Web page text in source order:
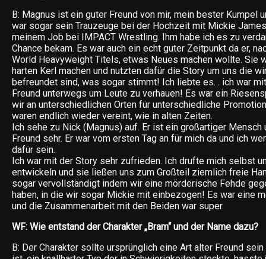
B: Magnus ist ein guter Freund von mir, mein bester Kumpel
war sogar sein Trauzeuge bei der Hochzeit mit Mickie
meinem Job bei IMPACT Wrestling. Ihm habe ich es zu
Chance bekam. Es war auch ein echt guter Zeitpunkt da er,
World Heavyweight Titels, etwas Neues machen wollte. Sie
harten Kerl machen und nutzten dafür die Story um uns die
befreundet sind, was sogar stimmt! Ich liebte es… ich war
Freund unterwegs um Leute zu verhauen! Es war ein
wir an unterschiedlichen Orten für unterschiedliche
waren endlich wieder vereint, wie in alten Zeiten.
Ich sehe zu Nick (Magnus) auf. Er ist ein großartiger Mensch
Freund sehr. Er war vom ersten Tag an für mich da und ich
dafür sein.
Ich war mit der Story sehr zufrieden. Ich drufte mich selbst
entwickeln und sie ließen uns zum Großteil ziemlich freie
sogar vervollständigt indem wir eine mörderische Fehde
haben, in die wir sogar Mickie mit einbezogen! Es war eine
und die Zusammenarbeit mit den Beiden war super.
WF: Wie entstand der Charakter „Bram“ und der Name dazu?
B: Der Charakter sollte ursprünglich eine Art alter Freund